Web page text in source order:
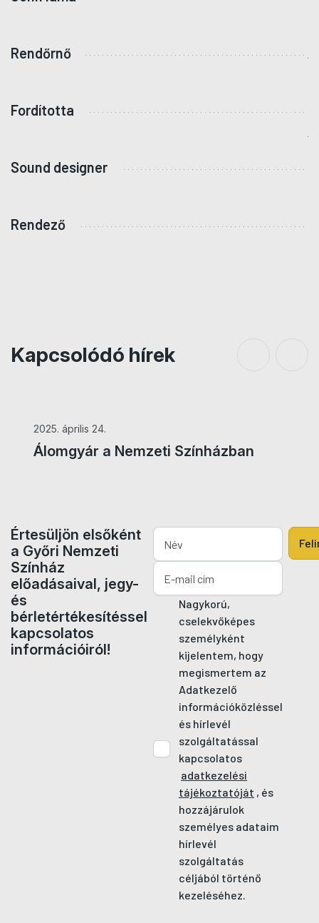
Rendőrnő
Fordította
Sound designer
Rendező
Kapcsolódó hírek
2025. április 24.
Álomgyár a Nemzeti Színházban
Értesüljön elsőként
a Győri Nemzeti
Színház
előadásaival, jegy-
és
bérletértékesítéssel
kapcsolatos
információiról!
Nagykorú,
cselekvőképes
személyként
kijelentem, hogy
megismertem az
Adatkezelő
információközléssel
és hírlevél
szolgáltatással
kapcsolatos
adatkezelési
tájékoztatóját , és
hozzájárulok
személyes adataim
hírlevél
szolgáltatás
céljából történő
kezeléséhez.